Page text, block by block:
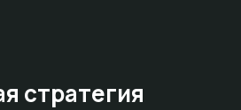
стратегия